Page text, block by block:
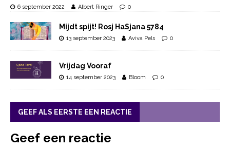
6 september 2022 Albert Ringer 0
Mijdt spijt! Rosj HaSjana 5784
13 september 2023 Aviva Pels 0
Vrijdag Vooraf
14 september 2023 Bloom 0
GEEF ALS EERSTE EEN REACTIE
Geef een reactie